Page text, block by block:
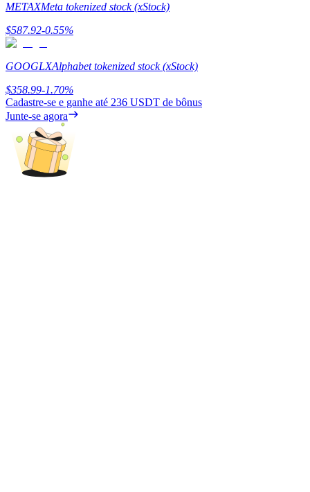
Deposit CASHCAT & Win
Share 500000 CASHCAT prize pool
Exclusive for BitMart Users
METAXMeta tokenized stock (xStock)
$587.92-0.55%
GOOGLXAlphabet tokenized stock (xStock)
$358.99-1.70%
Cadastre-se e ganhe até 236 USDT de bônus
Junte-se agora